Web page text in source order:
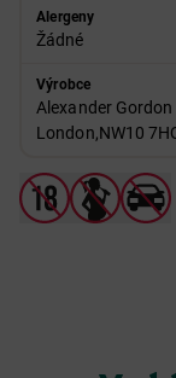
Alergeny
Žádné
Výrobce
Alexander Gordon
London,NW10